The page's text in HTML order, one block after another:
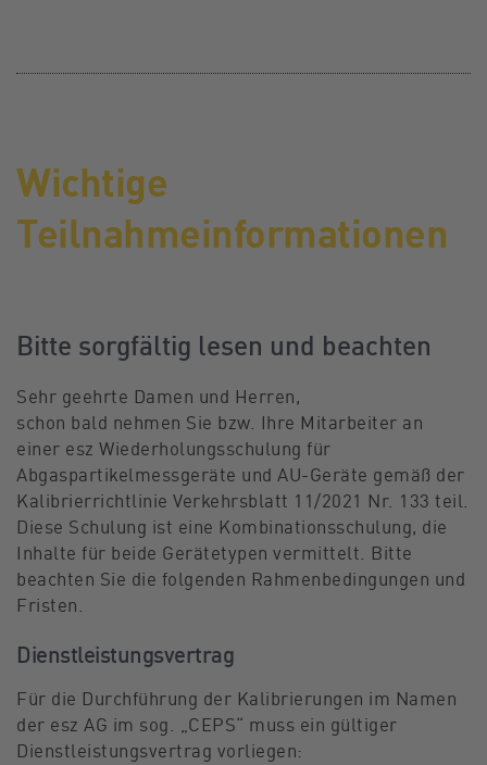
Wichtige
Teilnahmeinformationen
Bitte sorgfältig lesen und beachten
Sehr geehrte Damen und Herren,
schon bald nehmen Sie bzw. Ihre Mitarbeiter an
einer esz Wiederholungsschulung für
Abgaspartikelmessgeräte und AU-Geräte gemäß der
Kalibrierrichtlinie Verkehrsblatt 11/2021 Nr. 133 teil.
Diese Schulung ist eine Kombinationsschulung, die
Inhalte für beide Gerätetypen vermittelt. Bitte
beachten Sie die folgenden Rahmenbedingungen und
Fristen.
Dienstleistungsvertrag
Für die Durchführung der Kalibrierungen im Namen
der esz AG im sog. „CEPS“ muss ein gültiger
Dienstleistungsvertrag vorliegen: